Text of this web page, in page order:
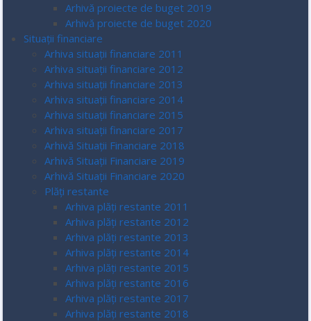
Arhivă proiecte de buget 2019
Arhivă proiecte de buget 2020
Situații financiare
Arhiva situații financiare 2011
Arhiva situații financiare 2012
Arhiva situații financiare 2013
Arhiva situații financiare 2014
Arhiva situații financiare 2015
Arhiva situații financiare 2017
Arhivă Situații Financiare 2018
Arhivă Situații Financiare 2019
Arhivă Situații Financiare 2020
Plăți restante
Arhiva plăți restante 2011
Arhiva plăți restante 2012
Arhiva plăți restante 2013
Arhiva plăți restante 2014
Arhiva plăți restante 2015
Arhiva plăți restante 2016
Arhiva plăți restante 2017
Arhiva plăți restante 2018